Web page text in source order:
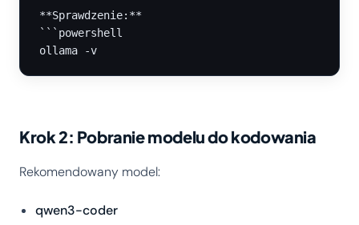
**Sprawdzenie:**
```powershell
Krok 2: Pobranie modelu do kodowania
Rekomendowany model:
qwen3-coder